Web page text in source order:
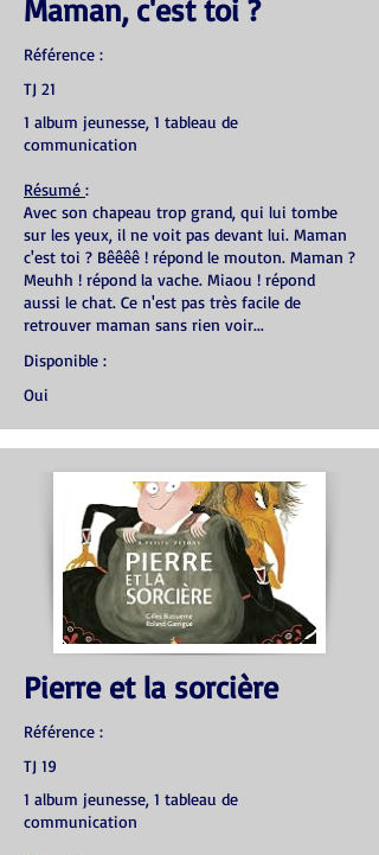
Maman, c'est toi ?
Référence :
TJ 21
1 album jeunesse, 1 tableau de
communication
Résumé :
Avec son chapeau trop grand, qui lui tombe
sur les yeux, il ne voit pas devant lui. Maman
c'est toi ? Bêêêê ! répond le mouton. Maman ?
Meuhh ! répond la vache. Miaou ! répond
aussi le chat. Ce n'est pas très facile de
retrouver maman sans rien voir...
Disponible :
Oui
Pierre et la sorcière
Référence :
TJ 19
1 album jeunesse, 1 tableau de
communication